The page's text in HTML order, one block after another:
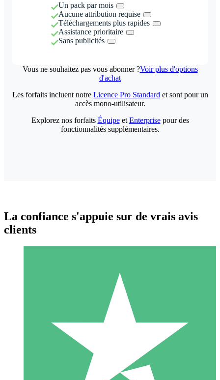
Un pack par mois
Aucune attribution requise
Téléchargements plus rapides
Assistance prioritaire
Sans publicités
Vous ne souhaitez pas vous abonner ?Voir plus d'options
d'achat
Packs de Crédits Individuels
Payez à l'utilisation avec des crédits de téléchargement. Sans
1 Téléchargement
10 00
Les forfaits incluent notre Licence Pro Standard et sont pour un
accès mono-utilisateur.
Explorez nos forfaits Équipeet Enterprisepour des
fonctionnalités supplémentaires.
La confiance s'appuie sur de vrais avis
clients